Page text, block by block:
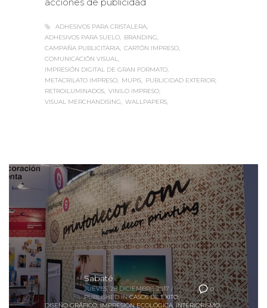
ADHESIVOS PARA SUELO
BRANDING
CAMPAÑA PUBLICITARIA
CARTÓN IMPRESO
COMUNICACIÓN VISUAL
IMPRESIÓN DIGITAL DE GRAN FORMATO
METACRILATO IMPRESO
MUPIS
PUBLICIDAD EXTERIOR
RETROILUMINADOS VINILO IMPRESO
VISUAL MERCHANDISING
WALLPAPERS
0
Sabaté
JUEVES, 28 DICIEMBRE 2017
PUBLISHED IN CASOS DE ÉXITO,
DISEÑO GRÁFICO,IMPRESIÓN ECOLÓGICA,INTERIORISMO,
ROTULACIÓN / SEÑALIZACIÓN,VISUAL MERCHANDISING